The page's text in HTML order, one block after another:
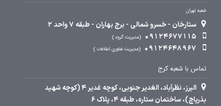
شعبه تهران
ستارخان - خسرو شمالی - برج بهاران - طبقه 7 واحد 2
09124677115
مدیریت گروه
09124648967 مدیریت فناوری اطلاعات
تماس با شعبه کرج
البرز، نظرآباد، الغدیر جنوبی، کوچه غدیر 4 (کوچه شهید
بذرپاچ)، ساختمان ستاره، طبقه 4، پلاک 6